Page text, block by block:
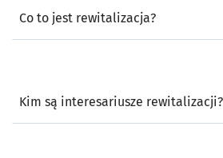
Co to jest rewitalizacja?
Kim są interesariusze rewitalizacji?